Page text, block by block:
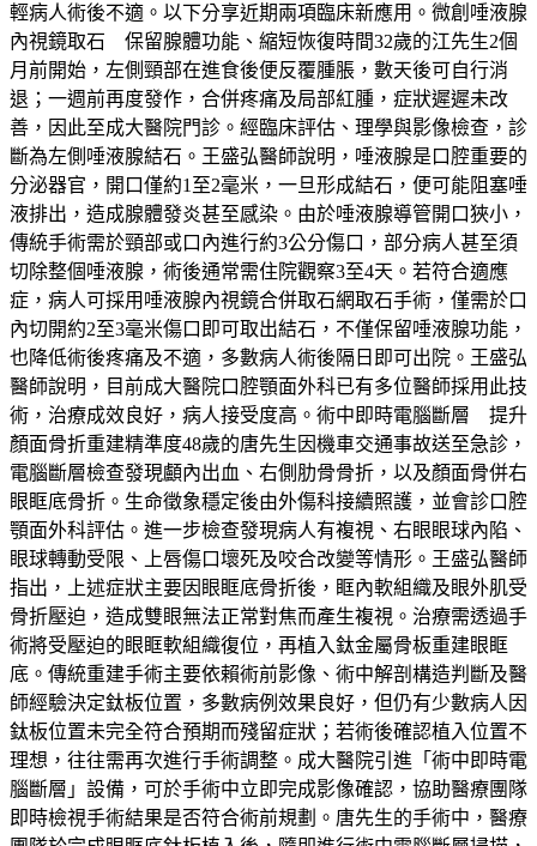
輕病人術後不適。以下分享近期兩項臨床新應用。微創唾液腺
內視鏡取石 保留腺體功能、縮短恢復時間32歲的江先生2個
月前開始，左側頸部在進食後便反覆腫脹，數天後可自行消
退；一週前再度發作，合併疼痛及局部紅腫，症狀遲遲未改
善，因此至成大醫院門診。經臨床評估、理學與影像檢查，診
斷為左側唾液腺結石。王盛弘醫師說明，唾液腺是口腔重要的
分泌器官，開口僅約1至2毫米，一旦形成結石，便可能阻塞唾
液排出，造成腺體發炎甚至感染。由於唾液腺導管開口狹小，
傳統手術需於頸部或口內進行約3公分傷口，部分病人甚至須
切除整個唾液腺，術後通常需住院觀察3至4天。若符合適應
症，病人可採用唾液腺內視鏡合併取石網取石手術，僅需於口
內切開約2至3毫米傷口即可取出結石，不僅保留唾液腺功能，
也降低術後疼痛及不適，多數病人術後隔日即可出院。王盛弘
醫師說明，目前成大醫院口腔顎面外科已有多位醫師採用此技
術，治療成效良好，病人接受度高。術中即時電腦斷層 提升
顏面骨折重建精準度48歲的唐先生因機車交通事故送至急診，
電腦斷層檢查發現顱內出血、右側肋骨骨折，以及顏面骨併右
眼眶底骨折。生命徵象穩定後由外傷科接續照護，並會診口腔
顎面外科評估。進一步檢查發現病人有複視、右眼眼球內陷、
眼球轉動受限、上唇傷口壞死及咬合改變等情形。王盛弘醫師
指出，上述症狀主要因眼眶底骨折後，眶內軟組織及眼外肌受
骨折壓迫，造成雙眼無法正常對焦而產生複視。治療需透過手
術將受壓迫的眼眶軟組織復位，再植入鈦金屬骨板重建眼眶
底。傳統重建手術主要依賴術前影像、術中解剖構造判斷及醫
師經驗決定鈦板位置，多數病例效果良好，但仍有少數病人因
鈦板位置未完全符合預期而殘留症狀；若術後確認植入位置不
理想，往往需再次進行手術調整。成大醫院引進「術中即時電
腦斷層」設備，可於手術中立即完成影像確認，協助醫療團隊
即時檢視手術結果是否符合術前規劃。唐先生的手術中，醫療